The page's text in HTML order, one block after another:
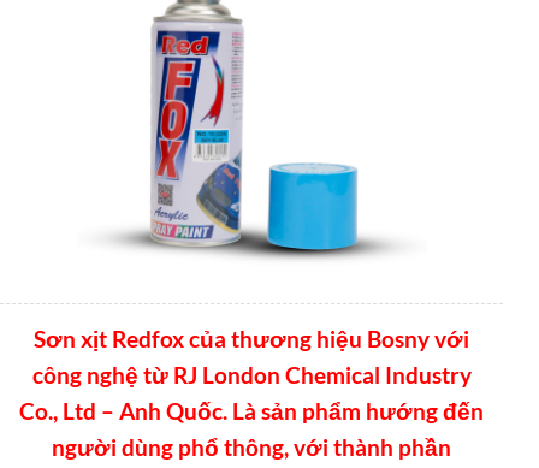
Sơn xịt Redfox của thương hiệu Bosny với
công nghệ từ RJ London Chemical Industry
Co., Ltd – Anh Quốc. Là sản phẩm hướng đến
người dùng phổ thông, với thành phần